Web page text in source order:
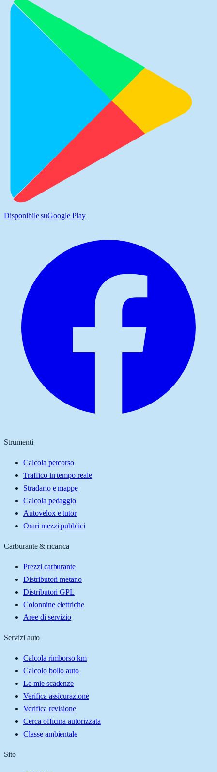
Disponibile suGoogle Play
Strumenti
Calcola percorso
Traffico in tempo reale
Stradario e mappe
Calcola pedaggio
Autovelox e tutor
Orari mezzi pubblici
Carburante & ricarica
Prezzi carburante
Distributori metano
Distributori GPL
Colonnine elettriche
Aree di servizio
Servizi auto
Calcola rimborso km
Calcolo bollo auto
Le mie scadenze
Verifica assicurazione
Verifica revisione
Cerca officina autorizzata
Classe ambientale
Sito